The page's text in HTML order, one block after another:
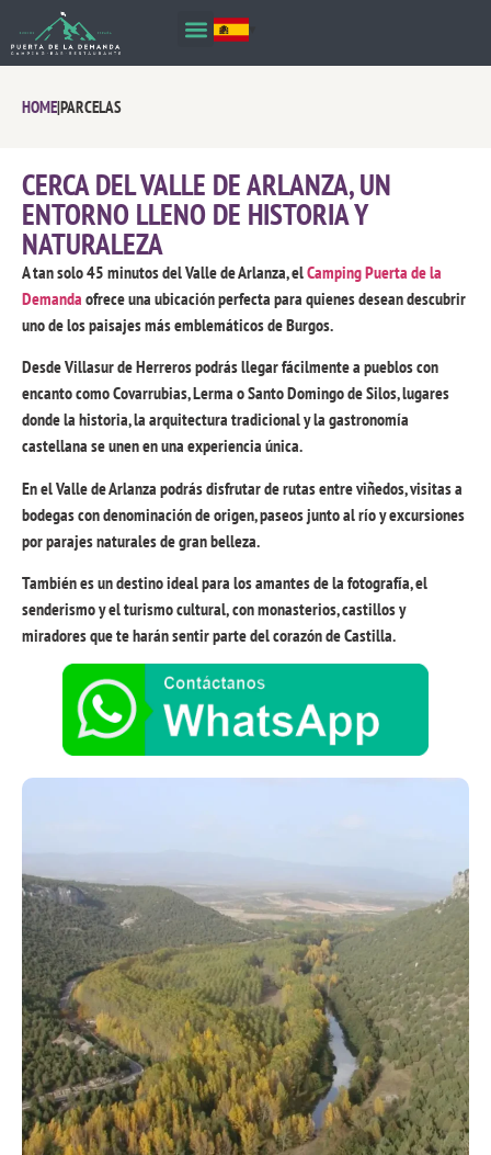
HOME|PARCELAS
CERCA DEL VALLE DE ARLANZA, UN
ENTORNO LLENO DE HISTORIA Y
NATURALEZA
A tan solo 45 minutos del Valle de Arlanza, elCamping Puerta de la
Demanda ofrece una ubicación perfecta para quienes desean descubrir
uno de los paisajes más emblemáticos de Burgos.
DesdeVillasur de Herrerospodrás llegar fácilmente a pueblos con
encanto como Covarrubias, Lerma o Santo Domingo de Silos, lugares
donde la historia, la arquitectura tradicional y la gastronomía
castellana se unen en una experiencia única.
En el Valle de Arlanza podrás disfrutar de rutas entre viñedos, visitas a
bodegas con denominación de origen, paseosjunto al río y excursiones
por parajes naturales de gran belleza.
También es un destino ideal para los amantes de la fotografía, el
senderismo y el turismo cultural,con monasterios, castillos y
miradores que te harán sentir parte del corazón de Castilla.